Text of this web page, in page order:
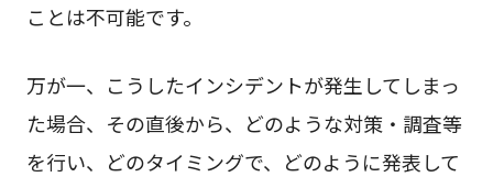
ことは不可能です。
万が一、こうしたインシデントが発生してしまっ
た場合、その直後から、どのような対策・調査等
を行い、どのタイミングで、どのように発表して